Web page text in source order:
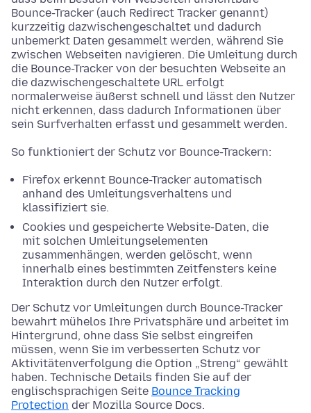
Bounce-Tracker (auch Redirect Tracker genannt)
kurzzeitig dazwischengeschaltet und dadurch
unbemerkt Daten gesammelt werden, während Sie
zwischen Webseiten navigieren. Die Umleitung durch
die Bounce-Tracker von der besuchten Webseite an
die dazwischengeschaltete URL erfolgt
normalerweise äußerst schnell und lässt den Nutzer
nicht erkennen, dass dadurch Informationen über
sein Surfverhalten erfasst und gesammelt werden.
So funktioniert der Schutz vor Bounce-Trackern:
Firefox erkennt Bounce-Tracker automatisch
anhand des Umleitungsverhaltens und
klassifiziert sie.
Cookies und gespeicherte Website-Daten, die
mit solchen Umleitungselementen
zusammenhängen, werden gelöscht, wenn
innerhalb eines bestimmten Zeitfensters keine
Interaktion durch den Nutzer erfolgt.
Der Schutz vor Umleitungen durch Bounce-Tracker
bewahrt mühelos Ihre Privatsphäre und arbeitet im
Hintergrund, ohne dass Sie selbst eingreifen
müssen, wenn Sie im verbesserten Schutz vor
Aktivitätenverfolgung die Option „Streng“ gewählt
haben. Technische Details finden Sie auf der
englischsprachigen Seite Bounce Tracking
Protection der Mozilla Source Docs.